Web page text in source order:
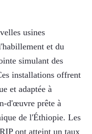
usines
et du
simulant des
installations offrent
et adaptée à
d'œuvre prête à
de l'Éthiopie. Les
ont atteint un taux